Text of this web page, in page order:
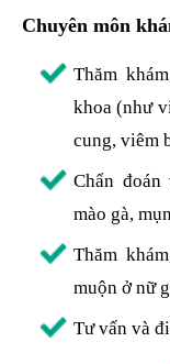
Chuyên môn
Thăm
khoa (như
cung, viêm
Chẩn
mào gà,
Thăm
muộn ở nữ
Tư vấn và